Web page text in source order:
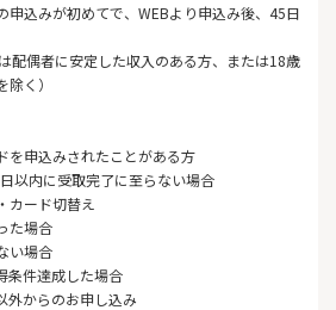
込みが初めてで、WEBより申込み後、45日
配偶者に安定した収入のある方、または18歳
く）
申込みされたことがある方
以内に受取完了に至らない場合
カード切替え
た場合
い場合
条件達成した場合
からのお申し込み